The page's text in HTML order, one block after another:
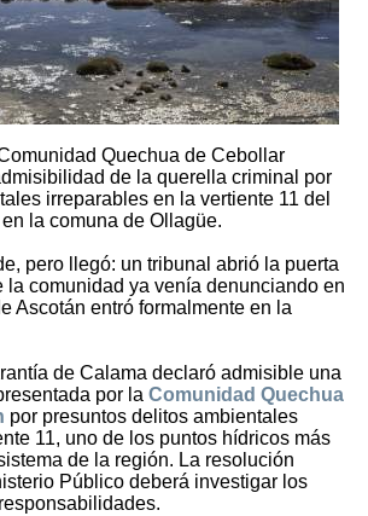
Quechua de Cebollar
de la querella criminal por
irreparables en la vertiente 11 del
la comuna de Ollagüe.
pero llegó: un tribunal abrió la puerta
la comunidad ya venía denunciando en
Ascotán entró formalmente en la
de Calama declaró admisible una
por la Comunidad Quechua
por presuntos delitos ambientales
11, uno de los puntos hídricos más
de la región. La resolución
Público deberá investigar los